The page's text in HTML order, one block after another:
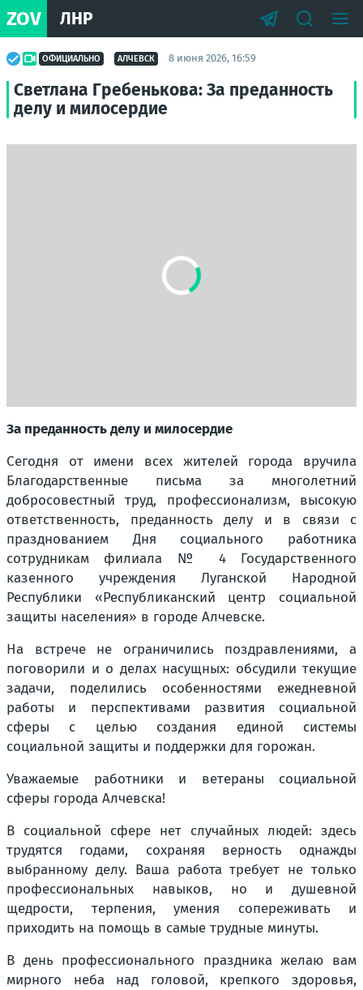
ZOV ЛНР
ОФИЦИАЛЬНО АЛЧЕВСК 8 июня 2026, 16:59
Светлана Гребенькова: За преданность
делу и милосердие
За преданность делу и милосердие
Сегодня от имени всех жителей города вручила
Благодарственные письма за многолетний
добросовестный труд, профессионализм, высокую
ответственность, преданность делу и в связи с
празднованием Дня социального работника
сотрудникам филиала № 4 Государственного
казенного учреждения Луганской Народной
Республики «Республиканский центр социальной
защиты населения» в городе Алчевске.
На встрече не ограничились поздравлениями, а
поговорили и о делах насущных: обсудили текущие
задачи, поделились особенностями ежедневной
работы и перспективами развития социальной
сферы с целью создания единой системы
социальной защиты и поддержки для горожан.
Уважаемые работники и ветераны социальной
сферы города Алчевска!
В социальной сфере нет случайных людей: здесь
трудятся годами, сохраняя верность однажды
выбранному делу. Ваша работа требует не только
профессиональных навыков, но и душевной
щедрости, терпения, умения сопереживать и
приходить на помощь в самые трудные минуты.
В день профессионального праздника желаю вам
мирного неба над головой, крепкого здоровья,